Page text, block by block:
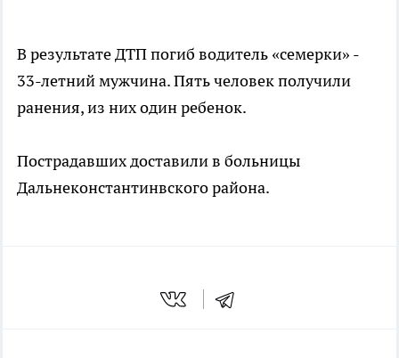
В результате ДТП погиб водитель «семерки» -
33-летний мужчина. Пять человек получили
ранения, из них один ребенок.
Пострадавших доставили в больницы
Дальнеконстантинвского района.